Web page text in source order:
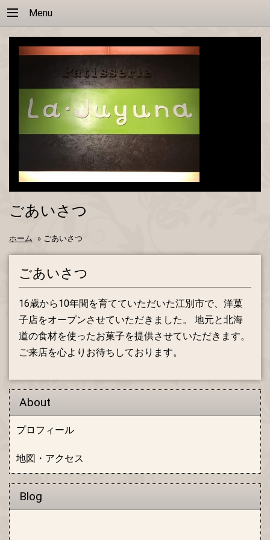
Menu
ごあいさつ
ホーム » ごあいさつ
ごあいさつ
16歳から10年間を育てていただいた江別市で、洋菓
子店をオープンさせていただきました。 地元と北海
道の食材を使ったお菓子を提供させていただきます。
ご来店を心よりお待ちしております。
About
プロフィール
地図・アクセス
Blog